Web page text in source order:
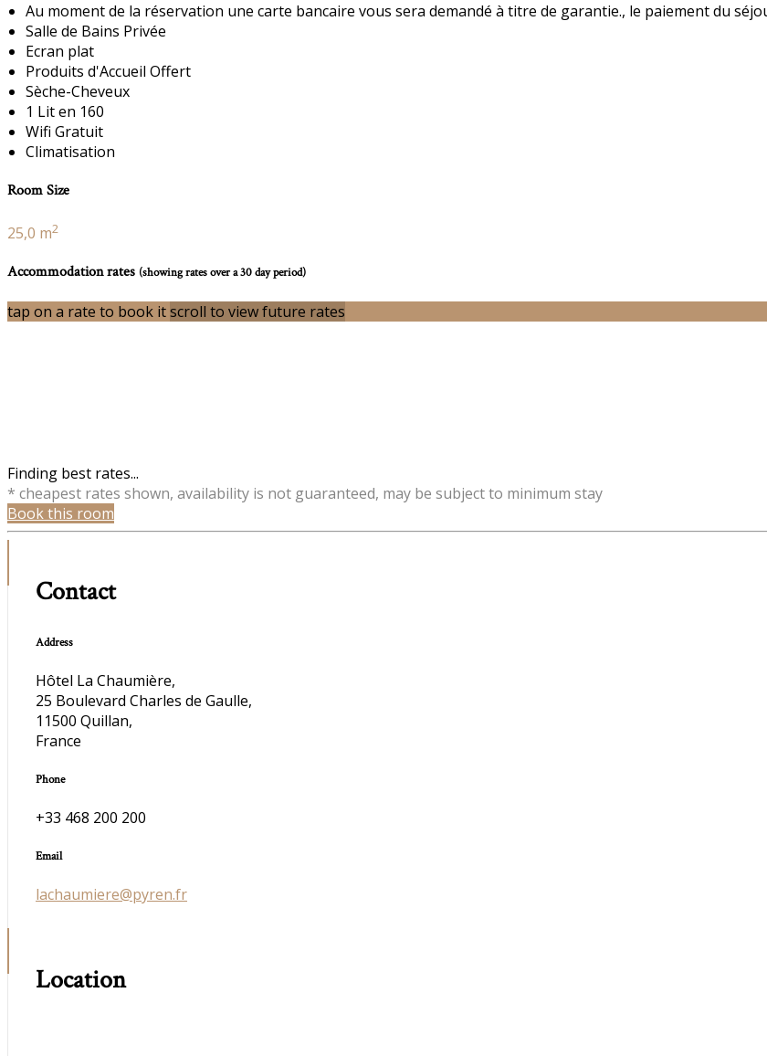
Au moment de la réservation une carte bancaire vous sera demandé à titre de garantie., le paiement du
Salle de Bains Privée
Ecran plat
Produits d'Accueil Offert
Sèche-Cheveux
1 Lit en 160
Wifi Gratuit
Climatisation
Room Size
25,0 m2
Accommodation rates (showing rates over a 30 day period)
tap on a rate to book itscroll to view future rates
Finding best rates...
* cheapest rates shown, availability is not guaranteed, may be subject to minimum stay
Book this room
Contact
Address
Hôtel La Chaumière,
25 Boulevard Charles de Gaulle,
11500 Quillan,
France
Phone
+33 468 200 200
Email
lachaumiere@pyren.fr
Location